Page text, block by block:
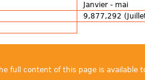
Janvier - mai
9,877,292
full content of this page is available